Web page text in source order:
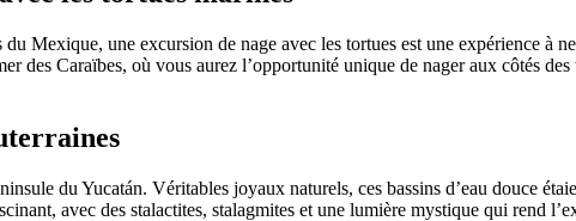
Mexique, une excursion de nage avec les tortues est une expérience à
des Caraïbes, où vous aurez l’opportunité unique de nager aux côtés
du Yucatán. Véritables joyaux naturels, ces bassins d’eau douce
avec des stalactites, stalagmites et une lumière mystique qui rend